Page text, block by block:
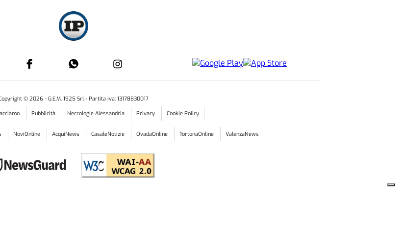
© 2026 - G.E.M. 1925 Srl - Partita iva: 13178830017
Pubblicità Necrologie Alessandria Privacy Cookie Policy
NoviOnline AcquiNews CasaleNotizie OvadaOnline TortonaOnline ValenzaNews